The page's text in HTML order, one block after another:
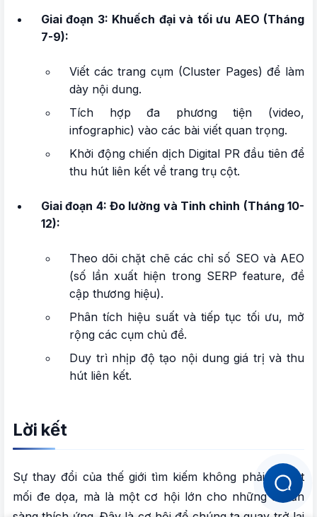
Giai đoạn 3: Khuếch đại và tối ưu AEO (Tháng
7-9):
Viết các trang cụm (Cluster Pages) để làm
dày nội dung.
Tích hợp đa phương tiện (video,
infographic) vào các bài viết quan trọng.
Khởi động chiến dịch Digital PR đầu tiên để
thu hút liên kết về trang trụ cột.
Giai đoạn 4: Đo lường và Tinh chỉnh (Tháng 10-
12):
Theo dõi chặt chẽ các chỉ số SEO và AEO
(số lần xuất hiện trong SERP feature, đề
cập thương hiệu).
Phân tích hiệu suất và tiếp tục tối ưu, mở
rộng các cụm chủ đề.
Duy trì nhịp độ tạo nội dung giá trị và thu
hút liên kết.
Lời kết
Sự thay đổi của thế giới tìm kiếm không phải là một
mối đe dọa, mà là một cơ hội lớn cho những ai sẵn